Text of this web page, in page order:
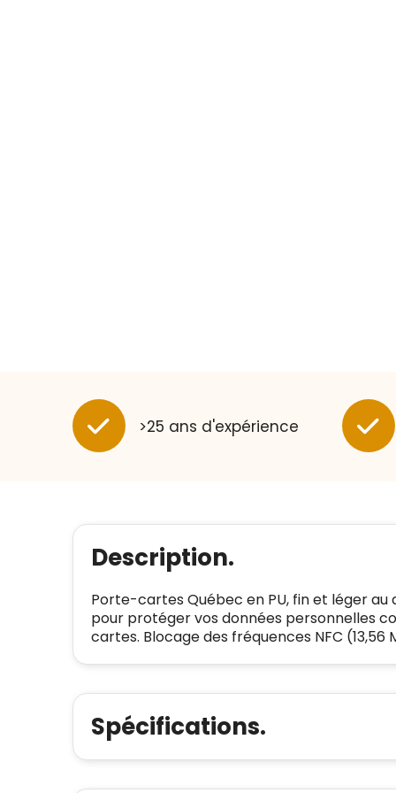
>25 ans d'expérience
Description.
Porte-cartes Québec en PU, fin et léger au
pour protéger vos données personnelles
cartes. Blocage des fréquences NFC (13,56
Spécifications.